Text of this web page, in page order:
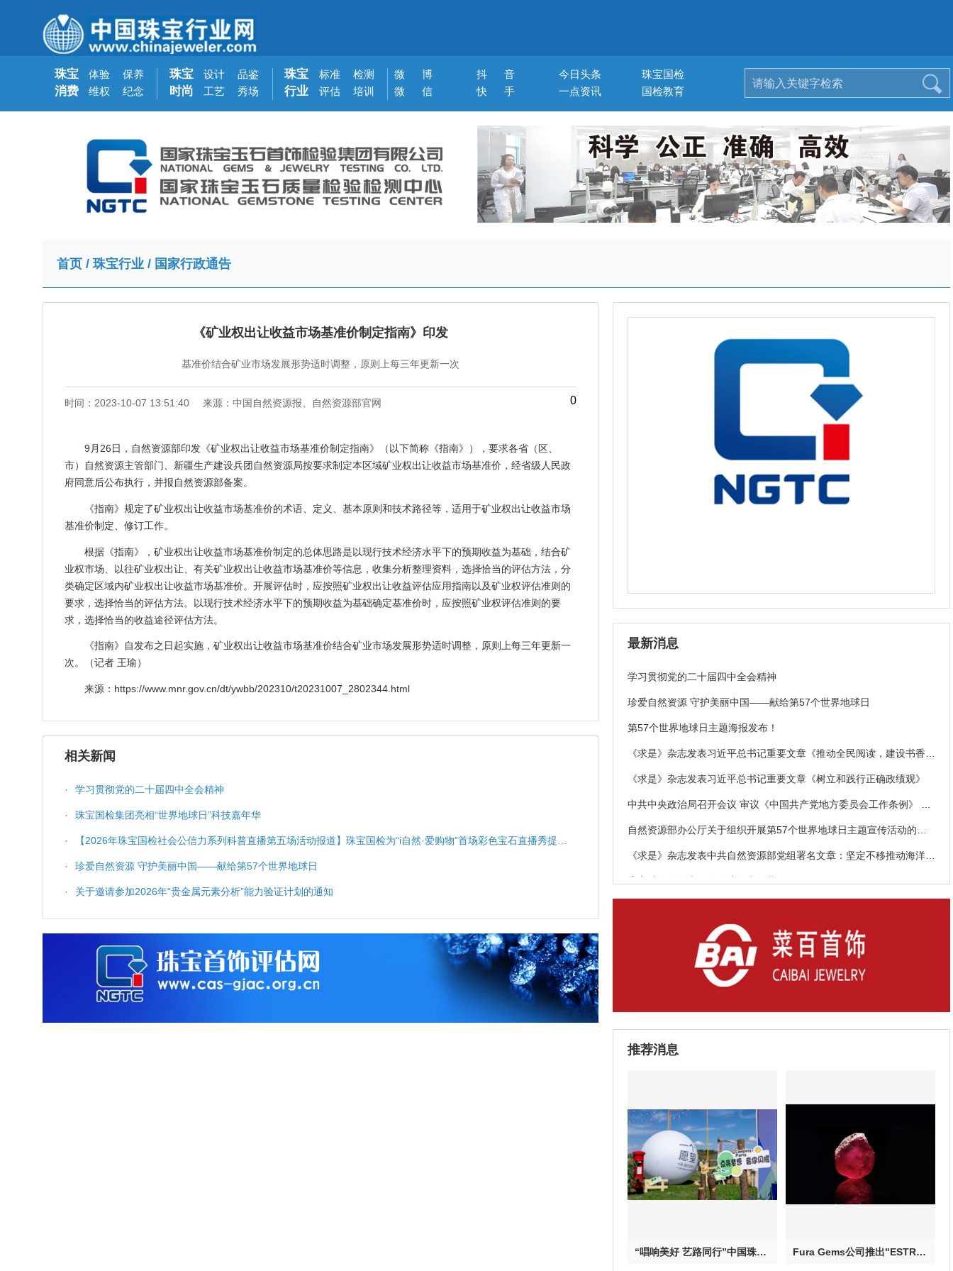
珠宝
消费
体验
维权
保养
纪念
珠宝
时尚
设计
工艺
品鉴
秀场
珠宝
行业
标准
评估
检测
培训
微 博
微 信
抖 音
快 手
今日头条
一点资讯
珠宝国检
国检教育
首页 / 珠宝行业 / 国家行政通告
《矿业权出让收益市场基准价制定指南》印发
基准价结合矿业市场发展形势适时调整，原则上每三年更新一次
时间：2023-10-07 13:51:40 来源：中国自然资源报、自然资源部官网 0
9月26日，自然资源部印发《矿业权出让收益市场基准价制定指南》（以下简称《指南》），要求各省（区、
市）自然资源主管部门、新疆生产建设兵团自然资源局按要求制定本区域矿业权出让收益市场基准价，经省级人民政
府同意后公布执行，并报自然资源部备案。
《指南》规定了矿业权出让收益市场基准价的术语、定义、基本原则和技术路径等，适用于矿业权出让收益市场
基准价制定、修订工作。
根据《指南》，矿业权出让收益市场基准价制定的总体思路是以现行技术经济水平下的预期收益为基础，结合矿
业权市场、以往矿业权出让、有关矿业权出让收益市场基准价等信息，收集分析整理资料，选择恰当的评估方法，分
类确定区域内矿业权出让收益市场基准价。开展评估时，应按照矿业权出让收益评估应用指南以及矿业权评估准则的
要求，选择恰当的评估方法。以现行技术经济水平下的预期收益为基础确定基准价时，应按照矿业权评估准则的要
求，选择恰当的收益途径评估方法。
《指南》自发布之日起实施，矿业权出让收益市场基准价结合矿业市场发展形势适时调整，原则上每三年更新一
次。（记者 王瑜）
来源：https://www.mnr.gov.cn/dt/ywbb/202310/t20231007_2802344.html
相关新闻
· 学习贯彻党的二十届四中全会精神
· 珠宝国检集团亮相“世界地球日”科技嘉年华
· 【2026年珠宝国检社会公信力系列科普直播第五场活动报道】珠宝国检为“i自然·爱购物”首场彩色宝石直播秀提供
科普服务与质量保障
· 珍爱自然资源 守护美丽中国——献给第57个世界地球日
· 关于邀请参加2026年“贵金属元素分析”能力验证计划的通知
最新消息
学习贯彻党的二十届四中全会精神
珍爱自然资源 守护美丽中国——献给第57个世界地球日
第57个世界地球日主题海报发布！
《求是》杂志发表习近平总书记重要文章《推动全民阅读，建设书香社
会》
《求是》杂志发表习近平总书记重要文章《树立和践行正确政绩观》
中共中央政治局召开会议 审议《中国共产党地方委员会工作条例》 中
共中央总书记习近平主持会议
自然资源部办公厅关于组织开展第57个世界地球日主题宣传活动的通
知
《求是》杂志发表中共自然资源部党组署名文章：坚定不移推动海洋经
推荐消息
“唱响美好 艺路同行”中国珠宝公益校园音乐季——大山里的星空音乐会在云南鲁甸浪漫上演 Fura Gems公司推出"ESTRELA DE FURA”